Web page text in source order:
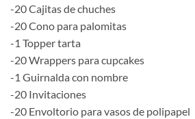
-20 Cajitas de chuches
-20 Cono para palomitas
-1 Topper tarta
-20 Wrappers para cupcakes
-1 Guirnalda con nombre
-20 Invitaciones
-20 Envoltorio para vasos de polipapel